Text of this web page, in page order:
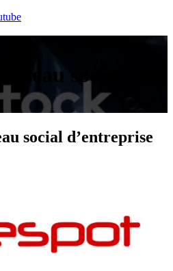
réseau social
social d’entreprise